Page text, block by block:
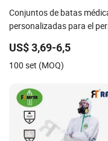
Conjuntos de batas
personalizadas para el
bordado de logo
US$ 3,69-6,5
100 set (MOQ)